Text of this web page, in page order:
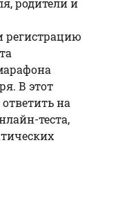
родители и
регистрацию
В этот
на
теста,